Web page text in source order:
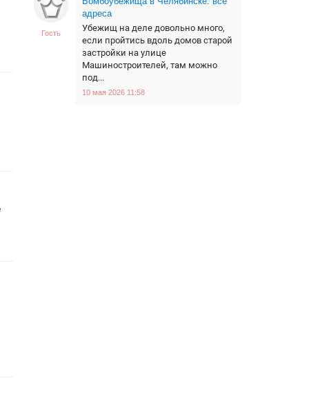
Гость
адреса
Убежищ на деле довольно много,
если пройтись вдоль домов старой
застройки на улице
Машиностроителей, там можно
под...
10 мая 2026 11:58